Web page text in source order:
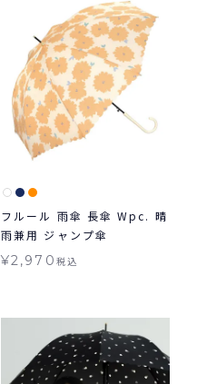
フルール 雨傘 長傘 Wpc. 晴
雨兼用 ジャンプ傘
¥2,970 税込